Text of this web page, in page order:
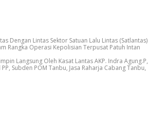
Dengan Lintas Sektor Satuan Lalu Lintas (Satlantas)
Rangka Operasi Kepolisian Terpusat Patuh Intan
Langsung Oleh Kasat Lantas AKP. Indra Agung.P,
Subden POM Tanbu, Jasa Raharja Cabang Tanbu,